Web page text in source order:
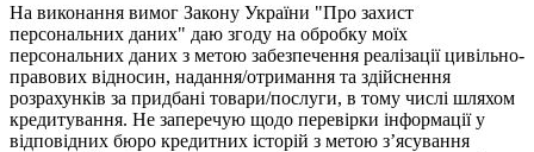
На виконання вимог Закону України "Про захист
персональних даних" даю згоду на обробку моїх
персональних даних з метою забезпечення реалізації цивільно-
правових відносин, надання/отримання та здійснення
розрахунків за придбані товари/послуги, в тому числі шляхом
кредитування. Не заперечую щодо перевірки інформації у
відповідних бюро кредитних історій з метою з’ясування